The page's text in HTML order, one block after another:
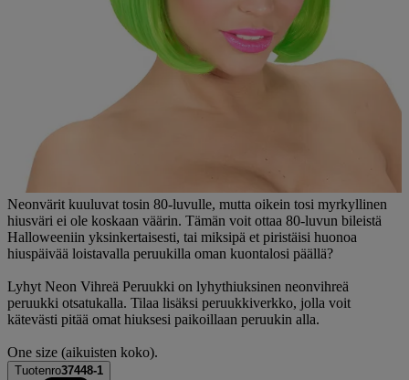
Neonvärit kuuluvat tosin 80-luvulle, mutta oikein tosi myrkyllinen
hiusväri ei ole koskaan väärin. Tämän voit ottaa 80-luvun bileistä
Halloweeniin yksinkertaisesti, tai miksipä et piristäisi huonoa
hiuspäivää loistavalla peruukilla oman kuontalosi päällä?
Lyhyt Neon Vihreä Peruukki on lyhythiuksinen neonvihreä
peruukki otsatukalla. Tilaa lisäksi peruukkiverkko, jolla voit
kätevästi pitää omat hiuksesi paikoillaan peruukin alla.
One size (aikuisten koko).
Tuotenro37448-1